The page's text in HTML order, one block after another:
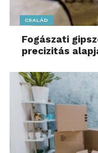
között”
– adott
Gábor.
A felmérés szerint
különbség
medencéjének
közelebb eső keleti
négyzetméterár
míg a fővárostól
ennél valamivel
CSALÁD
Fogászati
precizitás